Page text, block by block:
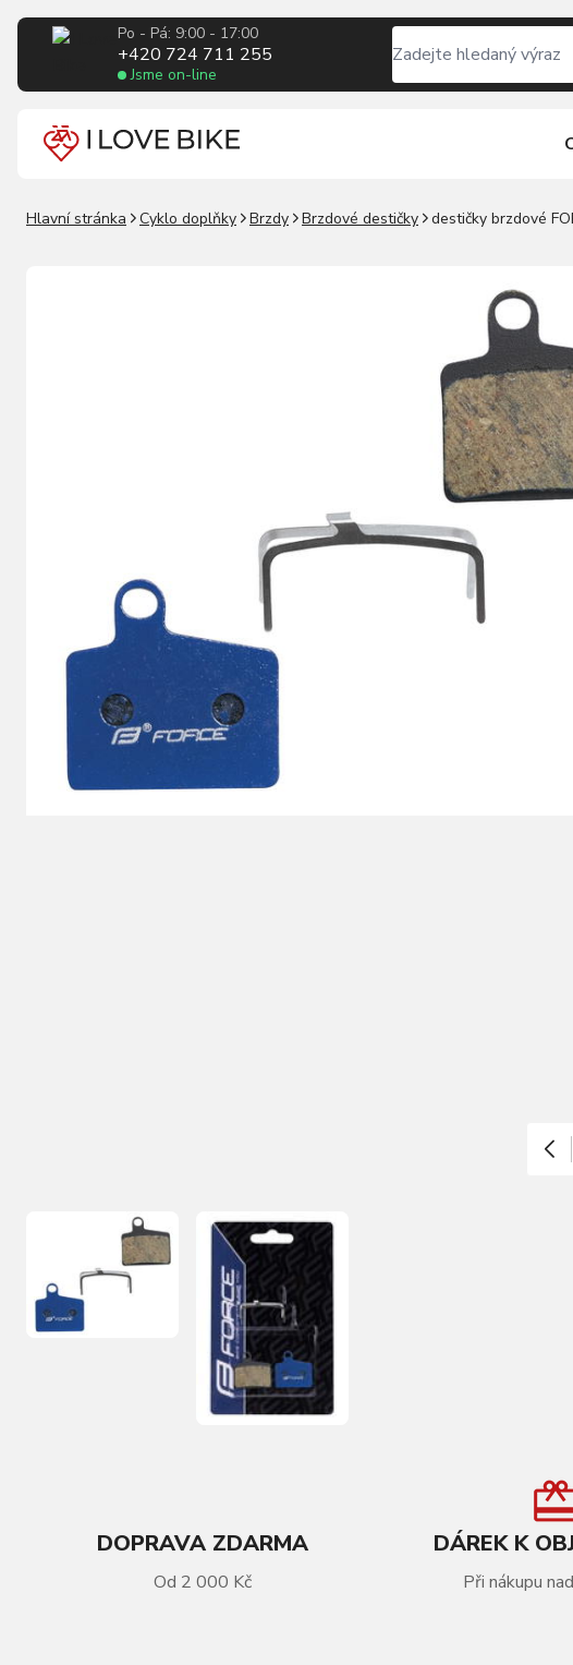
Po - Pá: 9:00 - 17:00
+420 724 711 255
Jsme on-line
Hlavní stránka Cyklo doplňky Brzdy Brzdové destičky destičky brzdové
DOPRAVA ZDARMA
Od 2 000 Kč
DÁREK K
Při nákupu
VÍCE INFORMACÍ